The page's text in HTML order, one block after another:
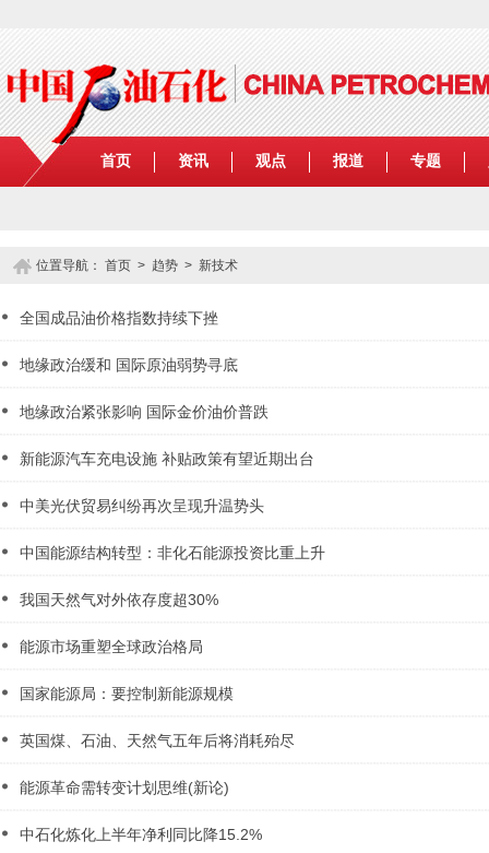
首页 资讯 观点 报道 专题
位置导航： 首页 > 趋势 > 新技术
全国成品油价格指数持续下挫
地缘政治缓和 国际原油弱势寻底
地缘政治紧张影响 国际金价油价普跌
新能源汽车充电设施 补贴政策有望近期出台
中美光伏贸易纠纷再次呈现升温势头
中国能源结构转型：非化石能源投资比重上升
我国天然气对外依存度超30%
能源市场重塑全球政治格局
国家能源局：要控制新能源规模
英国煤、石油、天然气五年后将消耗殆尽
能源革命需转变计划思维(新论)
中石化炼化上半年净利同比降15.2%